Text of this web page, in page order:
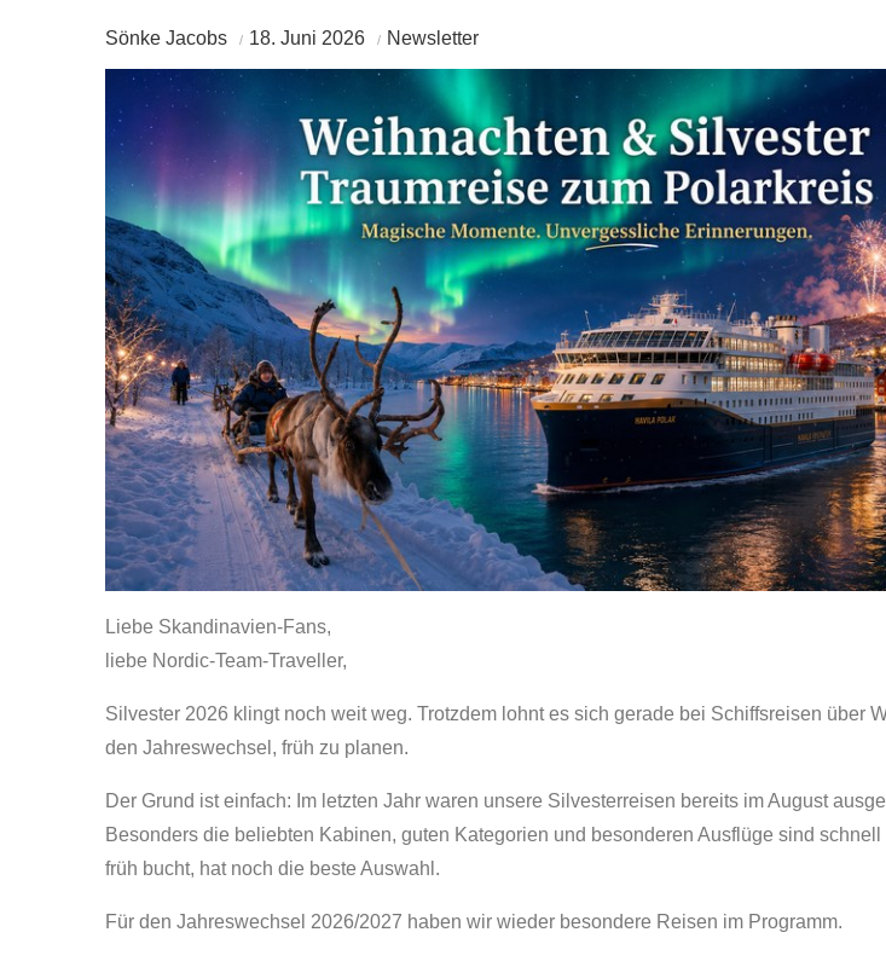
Sönke Jacobs 18. Juni 2026 Newsletter
Liebe Skandinavien-Fans,
liebe Nordic-Team-Traveller,
Silvester 2026 klingt noch weit weg. Trotzdem lohnt es sich gerade bei Schiffsreisen über
den Jahreswechsel, früh zu planen.
Der Grund ist einfach: Im letzten Jahr waren unsere Silvesterreisen bereits im August
Besonders die beliebten Kabinen, guten Kategorien und besonderen Ausflüge sind
früh bucht, hat noch die beste Auswahl.
Für den Jahreswechsel 2026/2027 haben wir wieder besondere Reisen im Programm.